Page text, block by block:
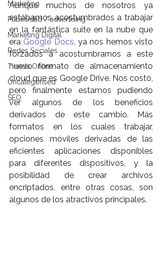
Marketing
Publicidad / advertising
Marketing Digital
Redes Sociales
Tienda Online
Uncategorised
SEO
Aunque muchos de nosotros ya
estábamos acostumbrados a trabajar
en la fantástica suite en la nube que
era Google Docs, ya nos hemos visto
forzados a acostumbrarnos a este
nuevo formato de almacenamiento
cloud que es Google Drive. Nos costó,
pero finalmente estamos pudiendo
ver algunos de los beneficios
derivados de este cambio. Más
formatos en los cuales trabajar,
opciones móviles derivadas de las
eficientes aplicaciones disponibles
para diferentes dispositivos, y la
posibilidad de crear archivos
encriptados, entre otras cosas, son
algunos de los atractivos principales.